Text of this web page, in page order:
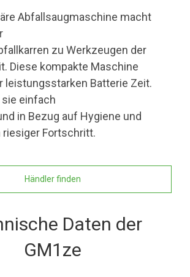
Abfallsaugmaschine macht
zu Werkzeugen der
Diese kompakte Maschine
leistungsstarken Batterie Zeit.
einfach
in Bezug auf Hygiene und
riesiger Fortschritt.
Händler finden
Daten der
GM1ze